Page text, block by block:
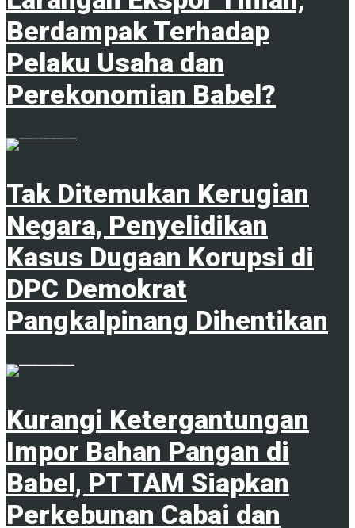
Berdampak Terhadap
Pelaku Usaha dan
Perekonomian Babel?
Tak Ditemukan Kerugian
Negara, Penyelidikan
Kasus Dugaan Korupsi di
DPC Demokrat
Pangkalpinang Dihentikan
Kurangi Ketergantungan
Impor Bahan Pangan di
Babel, PT TAM Siapkan
Perkebunan Cabai dan